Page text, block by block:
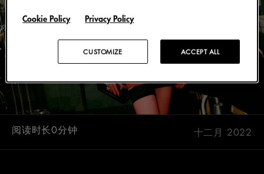
十二月 2022
阅读时长0分钟
Cookie Policy Privacy Policy
ACCEPT ALL
CUSTOMIZE